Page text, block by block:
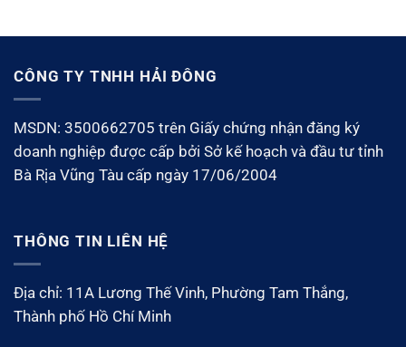
CÔNG TY TNHH HẢI ĐÔNG
MSDN: 3500662705 trên Giấy chứng nhận đăng ký
doanh nghiệp được cấp bởi Sở kế hoạch và đầu tư tỉnh
Bà Rịa Vũng Tàu cấp ngày 17/06/2004
THÔNG TIN LIÊN HỆ
Địa chỉ: 11A Lương Thế Vinh, Phường Tam Thắng,
Thành phố Hồ Chí Minh